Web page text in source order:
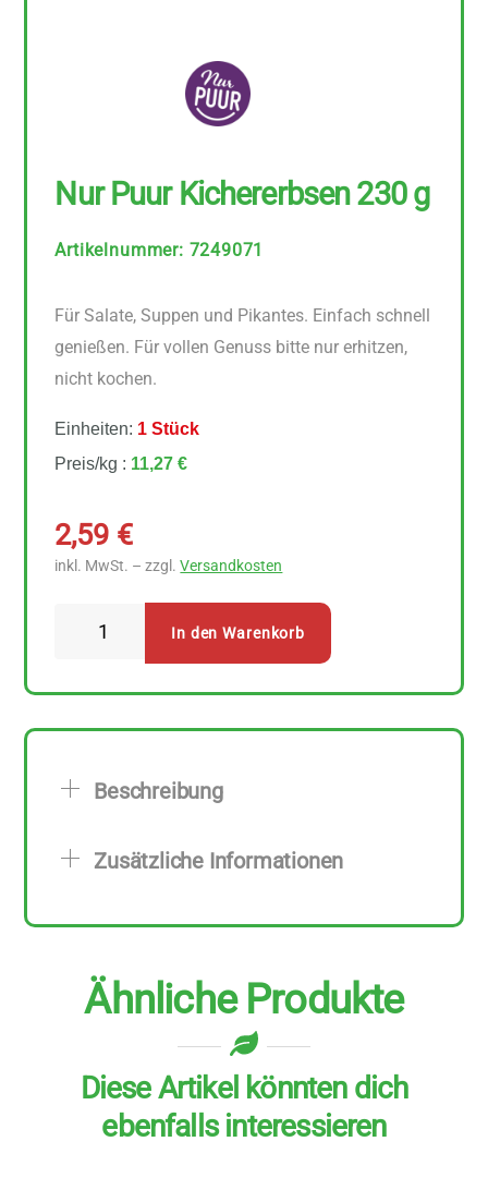
Nur Puur Kichererbsen 230 g
Artikelnummer: 7249071
Für Salate, Suppen und Pikantes. Einfach schnell
genießen. Für vollen Genuss bitte nur erhitzen,
nicht kochen.
Einheiten: 1 Stück
Preis/kg : 11,27 €
2,59 €
inkl. MwSt. – zzgl.Versandkosten
Menge
In den Warenkorb
Beschreibung
Zusätzliche Informationen
Ähnliche Produkte
Diese Artikel könnten dich
ebenfalls interessieren